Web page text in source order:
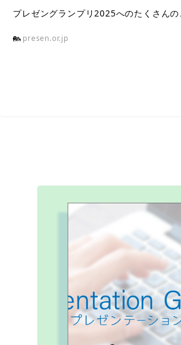
プレゼングランプリ2025へのたくさん
presen.or.jp